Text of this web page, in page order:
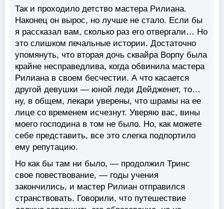
Так и проходило детство мастера Рилиана.
Наконец он вырос, но лучше не стало. Если бы
я рассказал вам, сколько раз его отвергали… Но
это слишком печальные истории. Достаточно
упомянуть, что вторая дочь сквайра Ворпу была
крайне несправедлива, когда обвинила мастера
Рилиана в своем бесчестии. А что касается
другой девушки — юной леди Дейдженет, то…
ну, в общем, лекари уверены, что шрамы на ее
лице со временем исчезнут. Уверяю вас, вины
моего господина в том не было. Но, как можете
себе представить, все это слегка подпортило
ему репутацию.
Но как бы там ни было, — продолжил Тринс
свое повествование, — годы учения
закончились, и мастер Рилиан отправился
странствовать. Говорили, что путешествие